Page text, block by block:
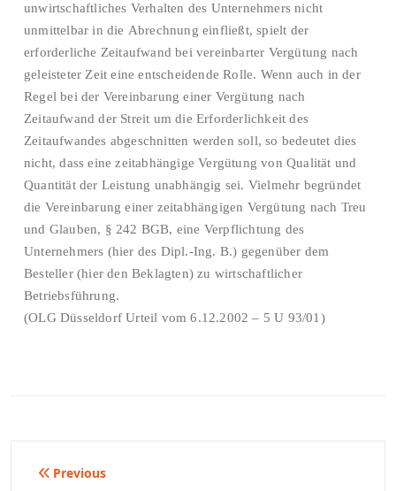
unwirtschaftliches Verhalten des Unternehmers nicht
unmittelbar in die Abrechnung einfließt, spielt der
erforderliche Zeitaufwand bei vereinbarter Vergütung nach
geleisteter Zeit eine entscheidende Rolle. Wenn auch in der
Regel bei der Vereinbarung einer Vergütung nach
Zeitaufwand der Streit um die Erforderlichkeit des
Zeitaufwandes abgeschnitten werden soll, so bedeutet dies
nicht, dass eine zeitabhängige Vergütung von Qualität und
Quantität der Leistung unabhängig sei. Vielmehr begründet
die Vereinbarung einer zeitabhängigen Vergütung nach Treu
und Glauben, § 242 BGB, eine Verpflichtung des
Unternehmers (hier des Dipl.-Ing. B.) gegenüber dem
Besteller (hier den Beklagten) zu wirtschaftlicher
Betriebsführung.
(OLG Düsseldorf Urteil vom 6.12.2002 – 5 U 93/01)
Beitragsnavigation
Previous